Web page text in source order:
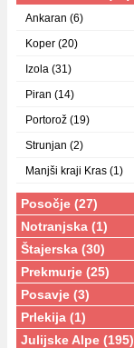
Ankaran (6)
Koper (20)
Izola (31)
Piran (14)
Portorož (19)
Strunjan (2)
Manjši kraji Kras (1)
Posočje (27)
Notranjska (1)
Štajerska (30)
Prekmurje (25)
Posavje (3)
Prlekija (1)
Julijske Alpe (195)